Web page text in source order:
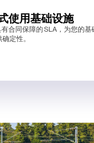
使用基础设施
有合同保障的 SLA，为您的
定性。